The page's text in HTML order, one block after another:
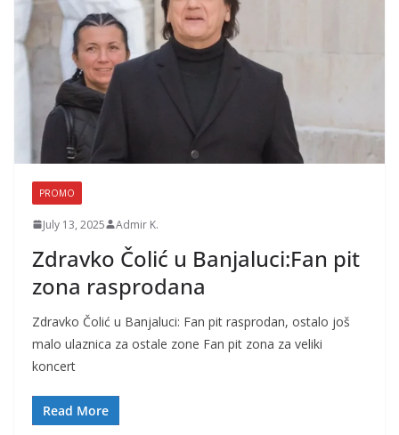
PROMO
July 13, 2025 Admir K.
Zdravko Čolić u Banjaluci:Fan pit
zona rasprodana
Zdravko Čolić u Banjaluci: Fan pit rasprodan, ostalo još
malo ulaznica za ostale zone Fan pit zona za veliki
koncert
Read More